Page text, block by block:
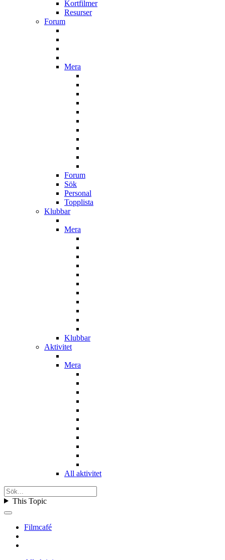
Kortfilmer
Resurser
Forum
Mera
Forum
Sök
Personal
Topplista
Klubbar
Mera
Klubbar
Aktivitet
Mera
All aktivitet
This Topic
Filmcafé